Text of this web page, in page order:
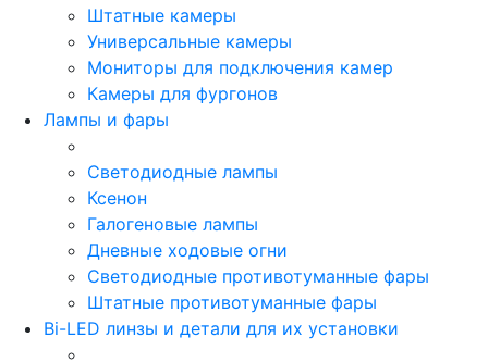
Штатные камеры
Универсальные камеры
Мониторы для подключения камер
Камеры для фургонов
Лампы и фары
Светодиодные лампы
Ксенон
Галогеновые лампы
Дневные ходовые огни
Светодиодные противотуманные фары
Штатные противотуманные фары
Bi-LED линзы и детали для их установки